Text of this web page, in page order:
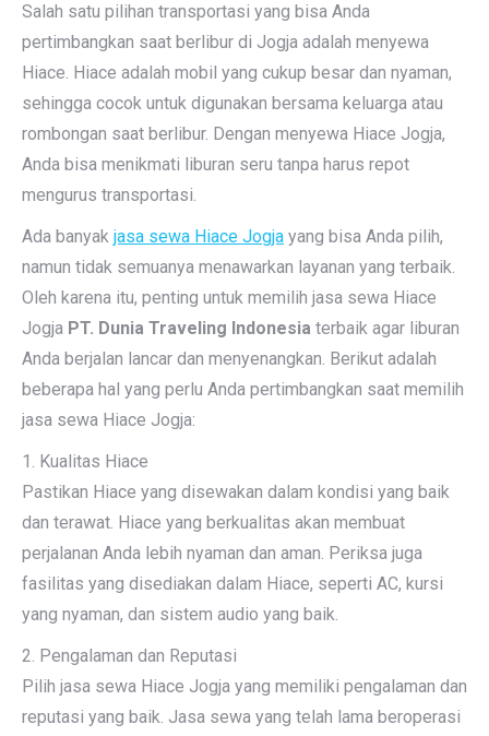
Salah satu pilihan transportasi yang bisa Anda
pertimbangkan saat berlibur di Jogja adalah menyewa
Hiace. Hiace adalah mobil yang cukup besar dan nyaman,
sehingga cocok untuk digunakan bersama keluarga atau
rombongan saat berlibur. Dengan menyewa Hiace Jogja,
Anda bisa menikmati liburan seru tanpa harus repot
mengurus transportasi.
Ada banyak jasa sewa Hiace Jogja yang bisa Anda pilih,
namun tidak semuanya menawarkan layanan yang terbaik.
Oleh karena itu, penting untuk memilih jasa sewa Hiace
Jogja PT. Dunia Traveling Indonesia terbaik agar liburan
Anda berjalan lancar dan menyenangkan. Berikut adalah
beberapa hal yang perlu Anda pertimbangkan saat memilih
jasa sewa Hiace Jogja:
1. Kualitas Hiace
Pastikan Hiace yang disewakan dalam kondisi yang baik
dan terawat. Hiace yang berkualitas akan membuat
perjalanan Anda lebih nyaman dan aman. Periksa juga
fasilitas yang disediakan dalam Hiace, seperti AC, kursi
yang nyaman, dan sistem audio yang baik.
2. Pengalaman dan Reputasi
Pilih jasa sewa Hiace Jogja yang memiliki pengalaman dan
reputasi yang baik. Jasa sewa yang telah lama beroperasi